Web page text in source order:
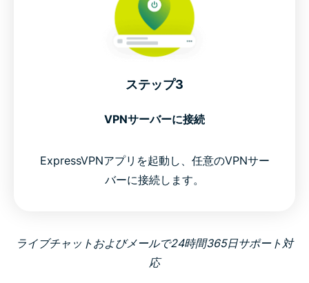
ステップ3
VPNサーバーに接続
ExpressVPNアプリを起動し、任意のVPNサー
バーに接続します。
ライブチャットおよびメールで24時間365日サポート対
応